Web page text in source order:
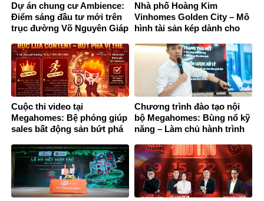
Dự án chung cư Ambience:
Điểm sáng đầu tư mới trên
trục đường Võ Nguyên Giáp
Nhà phố Hoàng Kim
Vinhomes Golden City – Mô
hình tài sản kép dành cho
Cuộc thi video tại
Megahomes: Bệ phóng giúp
sales bất động sản bứt phá
Chương trình đào tạo nội
bộ Megahomes: Bùng nổ kỹ
năng – Làm chủ hành trình